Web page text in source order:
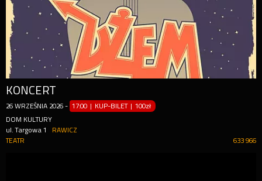
KONCERT
26 WRZEŚNIA 2026 - 17:00 | KUP-BILET |100zł
DOM KULTURY
ul. Targowa 1
RAWICZ
633 966
TEATR